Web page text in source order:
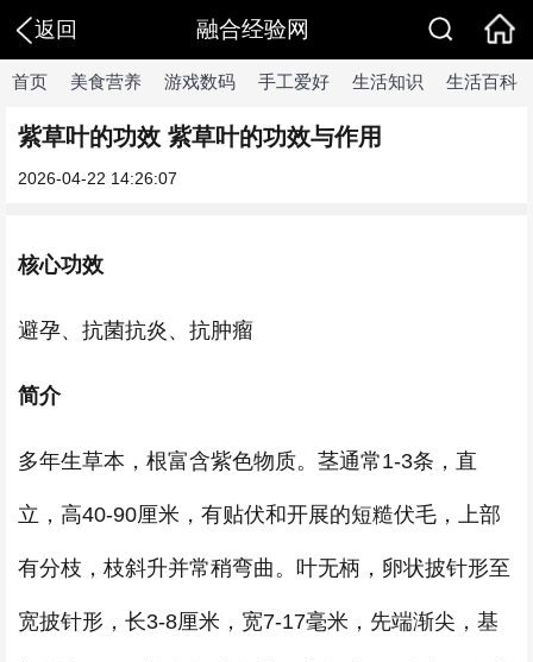
返回 融合经验网
首页 美食营养 游戏数码 手工爱好 生活知识 生活百科
紫草叶的功效 紫草叶的功效与作用
2026-04-22 14:26:07
核心功效
避孕、抗菌抗炎、抗肿瘤
简介
多年生草本，根富含紫色物质。茎通常1-3条，直
立，高40-90厘米，有贴伏和开展的短糙伏毛，上部
有分枝，枝斜升并常稍弯曲。叶无柄，卵状披针形至
宽披针形，长3-8厘米，宽7-17毫米，先端渐尖，基